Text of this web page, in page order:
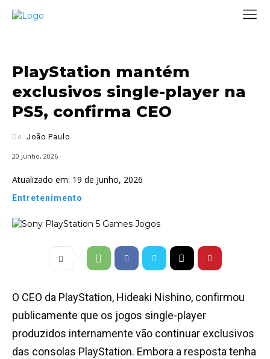
PlayStation mantém
exclusivos single-player na
PS5, confirma CEO
De: João Paulo
20 Junho, 2026
Atualizado em: 19 de Junho, 2026
Entretenimento
O CEO da PlayStation, Hideaki Nishino, confirmou
publicamente que os jogos single-player
produzidos internamente vão continuar exclusivos
das consolas PlayStation. Embora a resposta tenha